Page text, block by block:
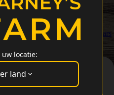
Wietzaadjes
Hoge
Hybrids
Ontspannende
Zaden
Cannabis Cup Winaars
uw locatie:
land